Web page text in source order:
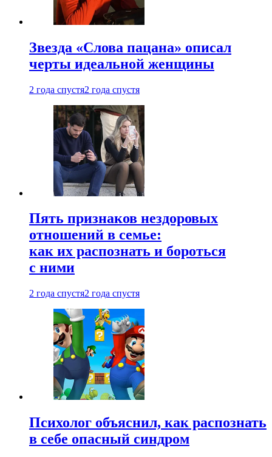
Звезда «Слова пацана» описал
черты идеальной женщины
2 года спустя2 года спустя
Пять признаков нездоровых
отношений в семье:
как их распознать и бороться
с ними
2 года спустя2 года спустя
Психолог объяснил, как распознать
в себе опасный синдром